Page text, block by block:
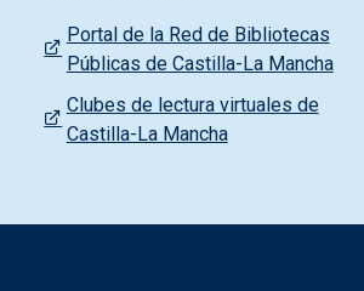
Portal de la Red de Bibliotecas
Públicas de Castilla-La Mancha
Clubes de lectura virtuales de
Castilla-La Mancha